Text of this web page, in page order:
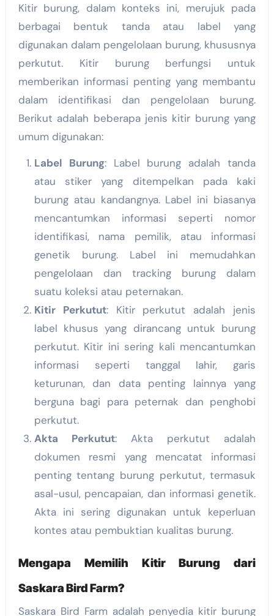
Kitir burung, dalam konteks ini, merujuk pada
berbagai bentuk tanda atau label yang
digunakan dalam pengelolaan burung, khususnya
perkutut. Kitir burung berfungsi untuk
memberikan informasi penting yang membantu
dalam identifikasi dan pengelolaan burung.
Berikut adalah beberapa jenis kitir burung yang
umum digunakan:
Label Burung: Label burung adalah tanda
atau stiker yang ditempelkan pada kaki
burung atau kandangnya. Label ini biasanya
mencantumkan informasi seperti nomor
identifikasi, nama pemilik, atau informasi
genetik burung. Label ini memudahkan
pengelolaan dan tracking burung dalam
suatu koleksi atau peternakan.
Kitir Perkutut: Kitir perkutut adalah jenis
label khusus yang dirancang untuk burung
perkutut. Kitir ini sering kali mencantumkan
informasi seperti tanggal lahir, garis
keturunan, dan data penting lainnya yang
berguna bagi para peternak dan penghobi
perkutut.
Akta Perkutut: Akta perkutut adalah
dokumen resmi yang mencatat informasi
penting tentang burung perkutut, termasuk
asal-usul, pencapaian, dan informasi genetik.
Akta ini sering digunakan untuk keperluan
kontes atau pembuktian kualitas burung.
Mengapa Memilih Kitir Burung dari
Saskara Bird Farm?
Saskara Bird Farm adalah penyedia kitir burung